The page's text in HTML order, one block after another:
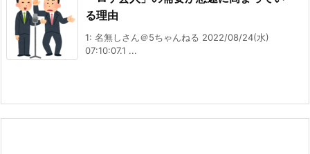
る理由
1: 名無しさん＠5ちゃんねる 2022/08/24(水)
07:10:07.1 ...